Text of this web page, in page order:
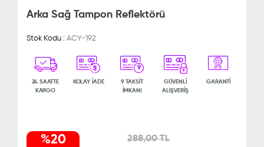
Arka Sağ Tampon Reflektörü
Stok Kodu : ACY-192
24 SAATTE
KARGO
KOLAY İADE
9
9 TAKSİT
İMKANI
GÜVENLİ
ALIŞVERİŞ
GARANTİ
%20 288,00 TL